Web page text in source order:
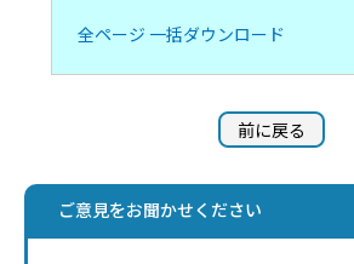
全ページ 一括ダウンロード
前に戻る
ご意見をお聞かせください